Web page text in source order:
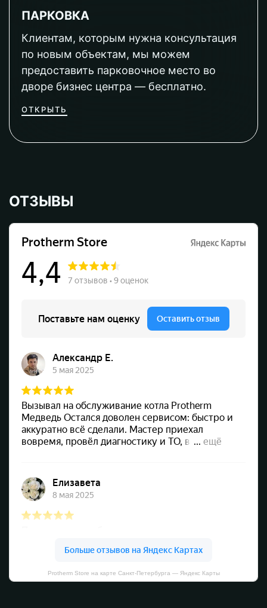
ПАРКОВКА
Клиентам, которым нужна консультация
по новым объектам, мы можем
предоставить парковочное место во
дворе бизнес центра — бесплатно.
ОТКРЫТЬ
ОТЗЫВЫ
Protherm Store на карте Санкт‑Петербурга — Яндекс Карты